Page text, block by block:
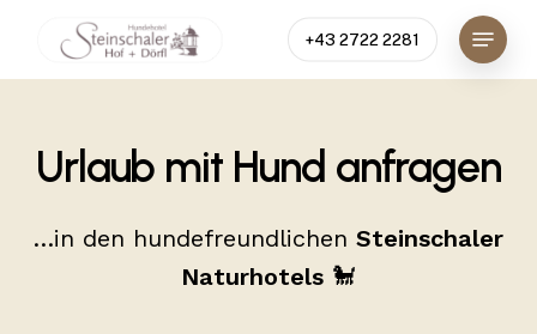
+43 2722 2281
Menu
Urlaub mit Hund anfragen
…in den hundefreundlichenSteinschaler
Naturhotels🐩
Close